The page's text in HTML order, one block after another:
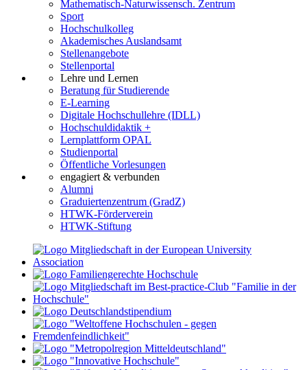
Mathematisch-Naturwissensch. Zentrum
Sport
Hochschulkolleg
Akademisches Auslandsamt
Stellenangebote
Stellenportal
Lehre und Lernen
Beratung für Studierende
E-Learning
Digitale Hochschullehre (IDLL)
Hochschuldidaktik +
Lernplattform OPAL
Studienportal
Öffentliche Vorlesungen
engagiert & verbunden
Alumni
Graduiertenzentrum (GradZ)
HTWK-Förderverein
HTWK-Stiftung